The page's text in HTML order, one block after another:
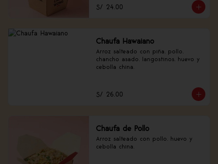
S/ 24.00
Chaufa Hawaiano
Arroz salteado con piña, pollo,
chancho asado, langostinos, huevo y
cebolla china.
S/ 26.00
Chaufa de Pollo
Arroz salteado con pollo, huevo y
cebolla china.